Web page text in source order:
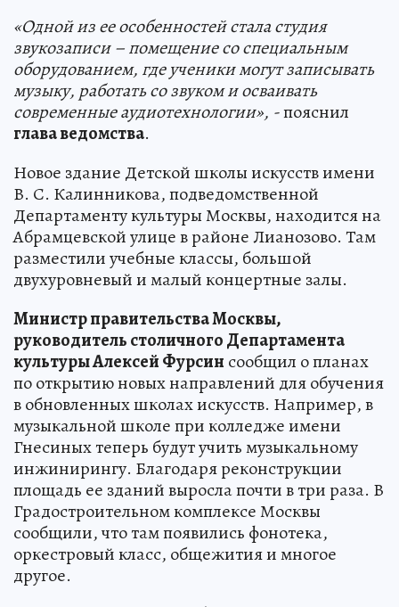
«Одной из ее особенностей стала студия
звукозаписи – помещение со специальным
оборудованием, где ученики могут записывать
музыку, работать со звуком и осваивать
современные аудиотехнологии», -пояснил
глава ведомства.
Новое здание Детской школы искусств имени
В. С. Калинникова, подведомственной
Департаменту культуры Москвы, находится на
Абрамцевской улице в районе Лианозово. Там
разместили учебные классы, большой
двухуровневый и малый концертные залы.
Министр правительства Москвы,
руководитель столичного Департамента
культуры Алексей Фурсин сообщил о планах
по открытию новых направлений для обучения
в обновленных школах искусств. Например, в
музыкальной школе при колледже имени
Гнесиных теперь будут учить музыкальному
инжинирингу. Благодаря реконструкции
площадь ее зданий выросла почти в три раза. В
Градостроительном комплексе Москвы
сообщили, что там появились фонотека,
оркестровый класс, общежития и многое
другое.